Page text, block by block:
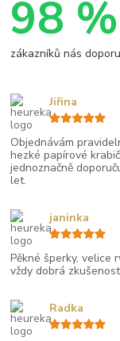
98 %
zákazníků nás
Objednávám
hezké papírové
jednoznačně
let.
Jiřina
Pěkné šperky, velice
vždy dobrá
janinka
Radka